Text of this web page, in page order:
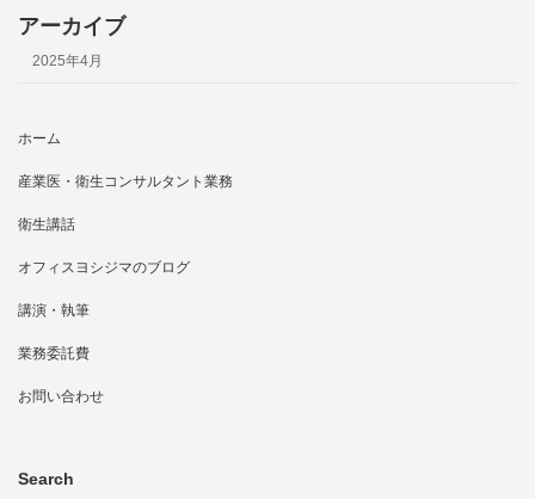
アーカイブ
2025年4月
ホーム
産業医・衛生コンサルタント業務
衛生講話
オフィスヨシジマのブログ
講演・執筆
業務委託費
お問い合わせ
Search